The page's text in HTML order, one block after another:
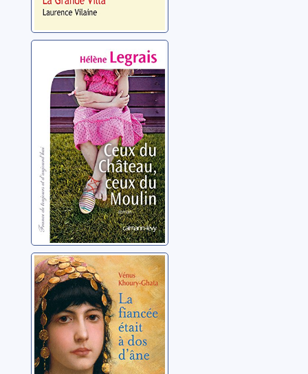
Ceux du château,
ceux du moulin
Legrais, Hélène
La fiancée était à
dos d'âne
Khoury-Ghata, Vénus